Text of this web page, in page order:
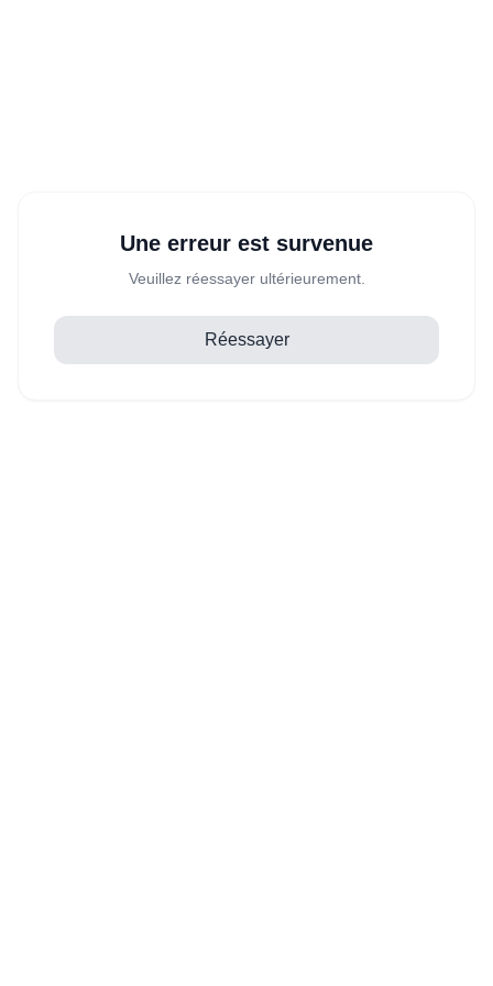
Une erreur est survenue
Veuillez réessayer ultérieurement.
Réessayer